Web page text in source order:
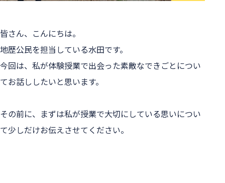
皆さん、こんにちは。
地歴公民を担当している水田です。
今回は、私が体験授業で出会った素敵なできごとについ
てお話ししたいと思います。
その前に、まずは私が授業で大切にしている思いについ
て少しだけお伝えさせてください。